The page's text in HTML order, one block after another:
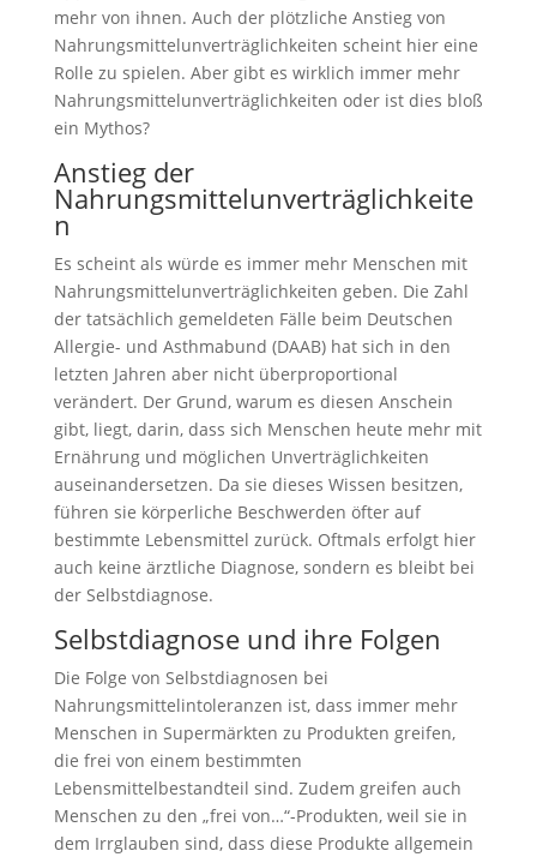
mehr von ihnen. Auch der plötzliche Anstieg von
Nahrungsmittelunverträglichkeiten scheint hier eine
Rolle zu spielen. Aber gibt es wirklich immer mehr
Nahrungsmittelunverträglichkeiten oder ist dies bloß
ein Mythos?
Anstieg der
Nahrungsmittelunverträglichkeite
n
Es scheint als würde es immer mehr Menschen mit
Nahrungsmittelunverträglichkeiten geben. Die Zahl
der tatsächlich gemeldeten Fälle beim Deutschen
Allergie- und Asthmabund (DAAB) hat sich in den
letzten Jahren aber nicht überproportional
verändert. Der Grund, warum es diesen Anschein
gibt, liegt, darin, dass sich Menschen heute mehr mit
Ernährung und möglichen Unverträglichkeiten
auseinandersetzen. Da sie dieses Wissen besitzen,
führen sie körperliche Beschwerden öfter auf
bestimmte Lebensmittel zurück. Oftmals erfolgt hier
auch keine ärztliche Diagnose, sondern es bleibt bei
der Selbstdiagnose.
Selbstdiagnose und ihre Folgen
Die Folge von Selbstdiagnosen bei
Nahrungsmittelintoleranzen ist, dass immer mehr
Menschen in Supermärkten zu Produkten greifen,
die frei von einem bestimmten
Lebensmittelbestandteil sind. Zudem greifen auch
Menschen zu den „frei von…“-Produkten, weil sie in
dem Irrglauben sind, dass diese Produkte allgemein